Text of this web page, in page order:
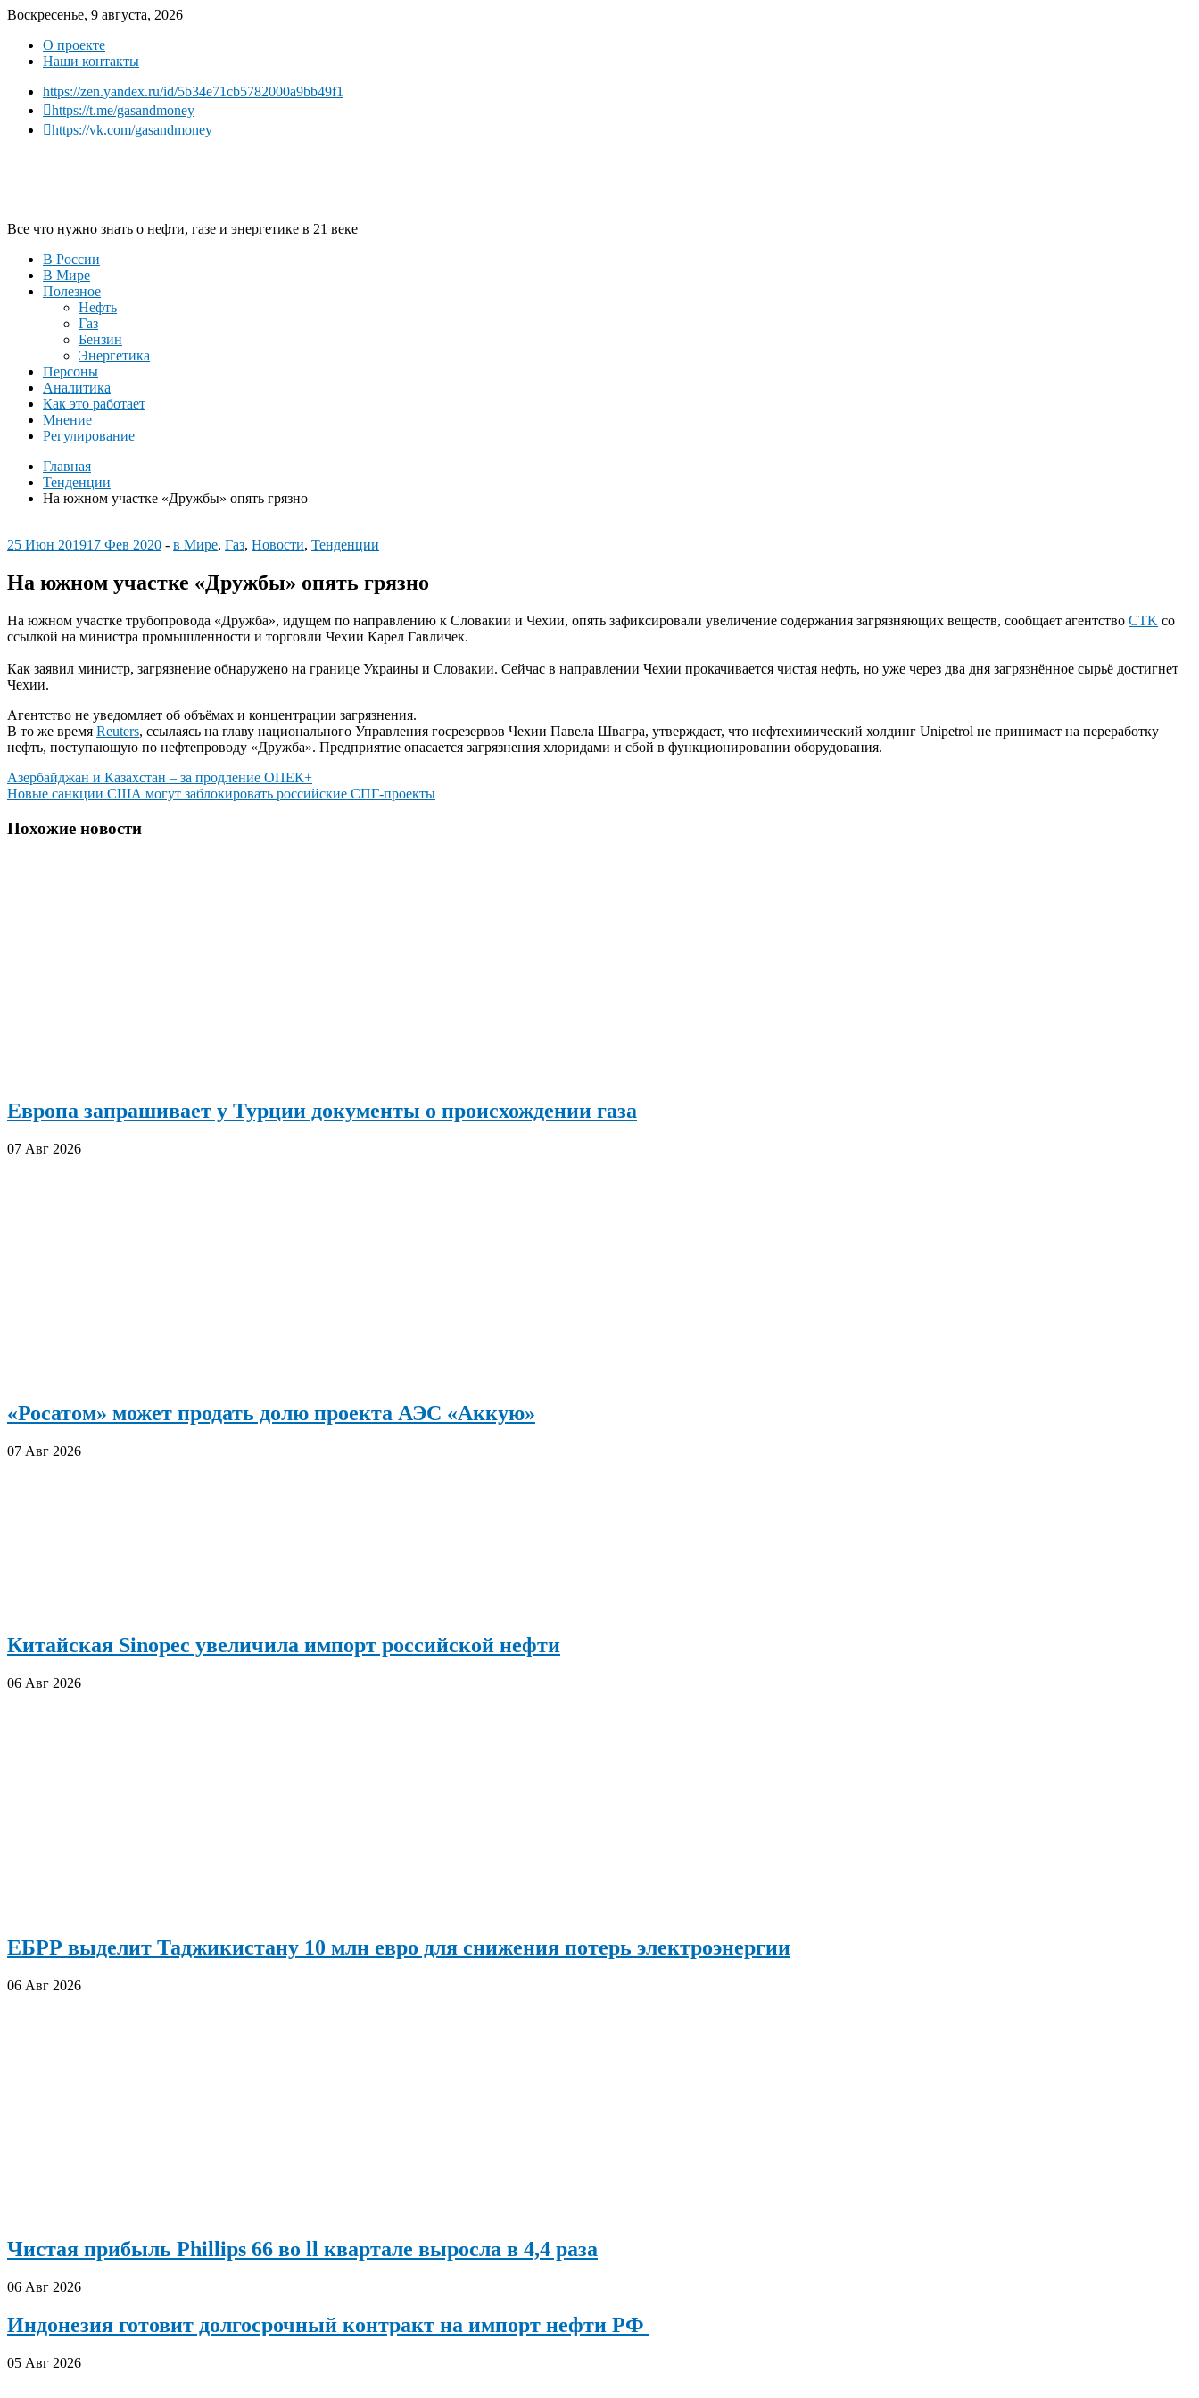
Воскресенье, 9 августа, 2026
О проекте
Наши контакты
https://zen.yandex.ru/id/5b34e71cb5782000a9bb49f1
https://t.me/gasandmoney
https://vk.com/gasandmoney
Все что нужно знать о нефти, газе и энергетике в 21 веке
В России
В Мире
Полезное
Нефть
Газ
Бензин
Энергетика
Персоны
Аналитика
Как это работает
Мнение
Регулирование
Главная
Тенденции
На южном участке «Дружбы» опять грязно
25 Июн 201917 Фев 2020 - в Мире, Газ, Новости, Тенденции
На южном участке «Дружбы» опять грязно
На южном участке трубопровода «Дружба», идущем по направлению к Словакии и Чехии, опять зафиксировали увеличение содержания загрязняющих веществ, сообщает агентство СTK со
ссылкой на министра промышленности и торговли Чехии Карел Гавличек.
Как заявил министр, загрязнение обнаружено на границе Украины и Словакии. Сейчас в направлении Чехии прокачивается чистая нефть, но уже через два дня загрязнённое сырьё достигнет
Чехии.
Агентство не уведомляет об объёмах и концентрации загрязнения.
В то же время Reuters, ссылаясь на главу национального Управления госрезервов Чехии Павела Швагра, утверждает, что нефтехимический холдинг Unipetrol не принимает на переработку
нефть, поступающую по нефтепроводу «Дружба». Предприятие опасается загрязнения хлоридами и сбой в функционировании оборудования.
Навигация
по
записям
Азербайджан и Казахстан – за продление ОПЕК+
Новые санкции США могут заблокировать российские СПГ-проекты
Похожие новости
Европа запрашивает у Турции документы о происхождении газа
07 Авг 2026
«Росатом» может продать долю проекта АЭС «Аккую»
07 Авг 2026
Китайская Sinopec увеличила импорт российской нефти
06 Авг 2026
ЕБРР выделит Таджикистану 10 млн евро для снижения потерь электроэнергии
06 Авг 2026
Чистая прибыль Phillips 66 во ll квартале выросла в 4,4 раза
06 Авг 2026
Индонезия готовит долгосрочный контракт на импорт нефти РФ
05 Авг 2026